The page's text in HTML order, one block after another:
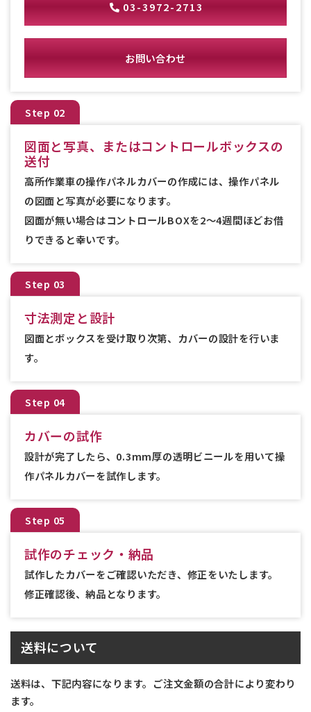
03-3972-2713
お問い合わせ
Step 02
図面と写真、またはコントロールボックスの
送付
高所作業車の操作パネルカバーの作成には、操作パネル
の図面と写真が必要になります。
図面が無い場合はコントロールBOXを2～4週間ほどお借
りできると幸いです。
Step 03
寸法測定と設計
図面とボックスを受け取り次第、カバーの設計を行いま
す。
Step 04
カバーの試作
設計が完了したら、0.3mm厚の透明ビニールを用いて操
作パネルカバーを試作します。
Step 05
試作のチェック・納品
試作したカバーをご確認いただき、修正をいたします。
修正確認後、納品となります。
送料について
送料は、下記内容になります。ご注文金額の合計により変わり
ます。